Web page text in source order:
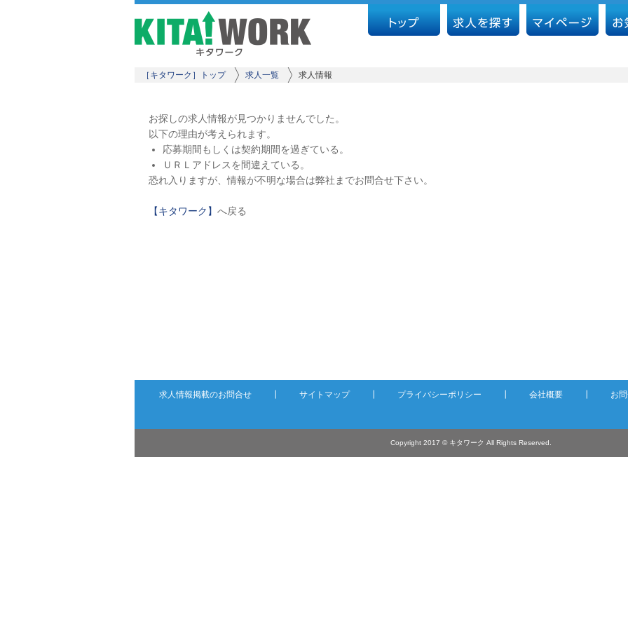
［キタワーク］トップ 求人一覧 求人情報
お探しの求人情報が見つかりませんでした。
以下の理由が考えられます。
応募期間もしくは契約期間を過ぎている。
ＵＲＬアドレスを間違えている。
恐れ入りますが、情報が不明な場合は弊社までお問合せ下さい。
【キタワーク】 へ戻る
求人情報掲載のお問合せ サイトマップ プライバシーポリシー 会社概要 お
Copyright 2017 © キタワーク All Rights Reserved.